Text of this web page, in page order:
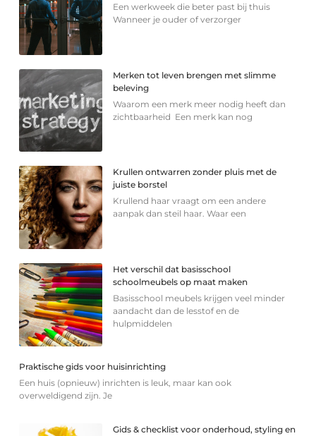
Een werkweek die beter past bij thuis
Wanneer je ouder of verzorger
Merken tot leven brengen met slimme
beleving
Waarom een merk meer nodig heeft dan
zichtbaarheid Een merk kan nog
Krullen ontwarren zonder pluis met de
juiste borstel
Krullend haar vraagt om een andere
aanpak dan steil haar. Waar een
Het verschil dat basisschool
schoolmeubels op maat maken
Basisschool meubels krijgen veel minder
aandacht dan de lesstof en de
hulpmiddelen
Praktische gids voor huisinrichting
Een huis (opnieuw) inrichten is leuk, maar kan ook
overweldigend zijn. Je
Gids & checklist voor onderhoud, styling en